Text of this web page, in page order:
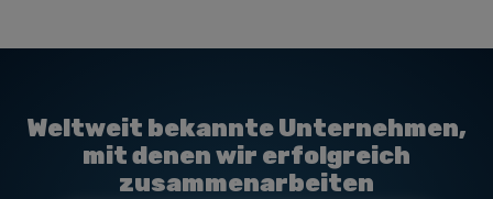
Weltweit bekannte Unternehmen,
mit denen wir erfolgreich
zusammenarbeiten